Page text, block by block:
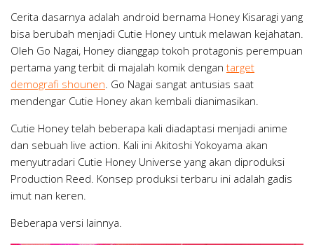
Cerita dasarnya adalah android bernama Honey Kisaragi yang
bisa berubah menjadi Cutie Honey untuk melawan kejahatan.
Oleh Go Nagai, Honey dianggap tokoh protagonis perempuan
pertama yang terbit di majalah komik dengan target
demografi shounen . Go Nagai sangat antusias saat
mendengar Cutie Honey akan kembali dianimasikan.
Cutie Honey telah beberapa kali diadaptasi menjadi anime
dan sebuah live action. Kali ini Akitoshi Yokoyama akan
menyutradari Cutie Honey Universe yang akan diproduksi
Production Reed. Konsep produksi terbaru ini adalah gadis
imut nan keren.
Beberapa versi lainnya.